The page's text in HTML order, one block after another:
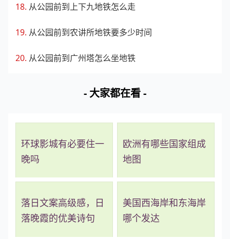
从公园前到上下九地铁怎么走
从公园前到农讲所地铁要多少时间
从公园前到广州塔怎么坐地铁
- 大家都在看 -
环球影城有必要住一
晚吗
欧洲有哪些国家组成
地图
落日文案高级感，日
落晚霞的优美诗句
美国西海岸和东海岸
哪个发达